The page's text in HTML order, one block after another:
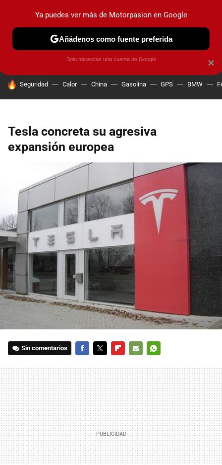
PRUEBAS COCHES ELÉCTRICOS OBSERVATORIO
HOY SE HABLA DE
Seguridad Calor China Gasolina GPS BMW
Tesla concreta su agresiva
expansión europea
Sin comentarios
MAIL
×
Ya puedes ver más de Motorpasion en Google
Añádenos como fuente preferida
Solo necesitas una cuenta de Google